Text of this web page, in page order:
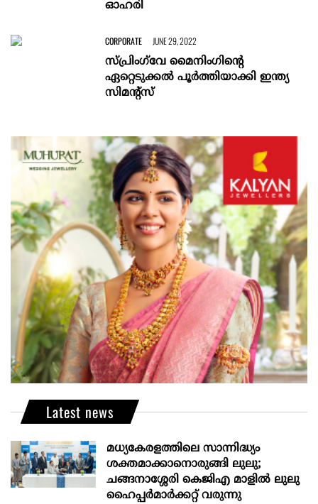
ഓഹരി
CORPORATE JUNE 29, 2022
സ്പ്രിംഗ്‌വേ മൈനിംഗിന്റെ
ഏറ്റെടുക്കൽ പൂർത്തിയാക്കി ഇന്ത്യ
സിമന്റ്‌സ്
Latest news
മധ്യകേരളത്തിലെ സാന്നിദ്ധ്യം
ശക്തമാക്കാനൊരുങ്ങി ലുലു;
ചങ്ങനാശ്ശേരി കെജിഎ മാളിൽ ലുലു
ഹൈപ്പർമാർക്കറ്റ് വരുന്നു